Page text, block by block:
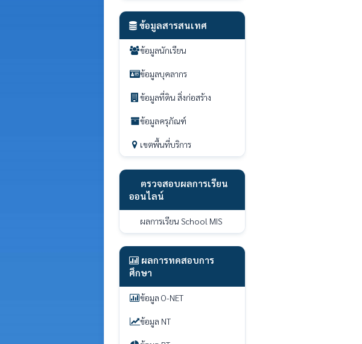
ข้อมูลสารสนเทศ
ข้อมูลนักเรียน
ข้อมูลบุคลากร
ข้อมูลที่ดิน สิ่งก่อสร้าง
ข้อมูลครุภัณฑ์
เขตพื้นที่บริการ
ตรวจสอบผลการเรียน
ออนไลน์
ผลการเรียน School MIS
ผลการทดสอบการ
ศึกษา
ข้อมูล O-NET
ข้อมูล NT